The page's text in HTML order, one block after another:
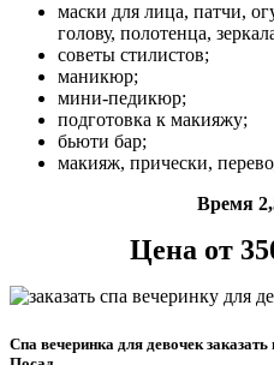
маски для лица, патчи,
голову, полотенца,
советы стилистов;
маникюр;
мини-педикюр;
подготовка к макияжу;
бьюти бар;
макияж, прически,
Время
Цена от
Спа вечеринка для девочек